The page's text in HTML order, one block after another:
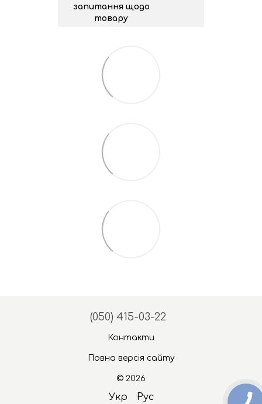
запитання щодо
товару
(050) 415-03-22
Контакти
Повна версія сайту
© 2026
Укр Рус